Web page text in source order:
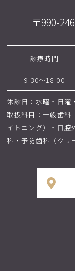
〒990-
診療時間
9:30～18:00
休診日：水曜・日曜
取扱科目：一般歯科
イトニング）・口腔
科・予防歯科（クリ